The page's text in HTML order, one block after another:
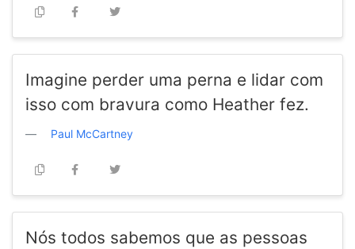
Imagine perder uma perna e lidar com
isso com bravura como Heather fez.
Paul McCartney
Nós todos sabemos que as pessoas